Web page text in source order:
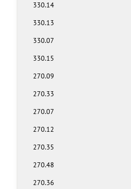
330.14
330.13
330.07
330.15
270.09
270.33
270.07
270.12
270.35
270.48
270.36